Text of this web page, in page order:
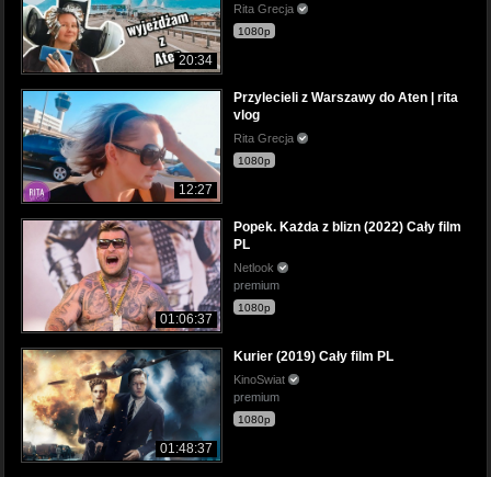
20:34
Rita Grecja
1080p
12:27
Przylecieli z Warszawy do Aten | rita
vlog
Rita Grecja
1080p
01:06:37
Popek. Każda z blizn (2022) Cały film
PL
Netlook
premium
1080p
01:48:37
Kurier (2019) Cały film PL
KinoSwiat
premium
1080p